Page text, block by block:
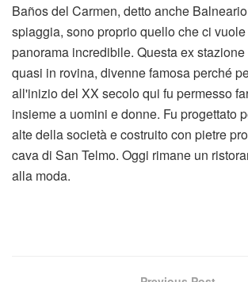
Baños del Carmen, detto anche
spiaggia, sono proprio quello che ci
panorama incredibile. Questa ex
quasi in rovina, divenne famosa perché
all'inizio del XX secolo qui fu permesso
insieme a uomini e donne. Fu progettato
alte della società e costruito con pietre
cava di San Telmo. Oggi rimane un
alla moda.